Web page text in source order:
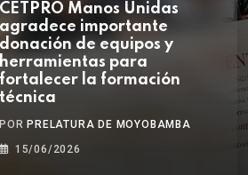
CETPRO Manos Unidas
agradece importante
donación de equipos y
herramientas para
fortalecer la formación
técnica
POR PRELATURA DE MOYOBAMBA
15/06/2026